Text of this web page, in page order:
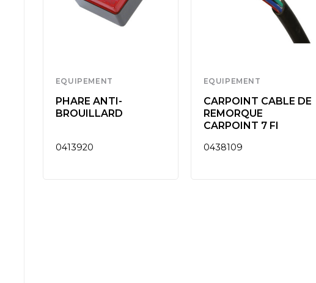
EQUIPEMENT
PHARE ANTI-
BROUILLARD
0413920
EQUIPEMENT
CARPOINT CABLE DE
REMORQUE
CARPOINT 7 FI
0438109